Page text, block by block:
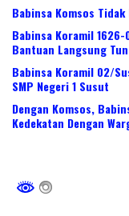
Babinsa Komsos Tidak
Babinsa Koramil
Bantuan Langsung
Babinsa Koramil 02/
SMP Negeri 1 Susut
Dengan Komsos,
Kedekatan Dengan